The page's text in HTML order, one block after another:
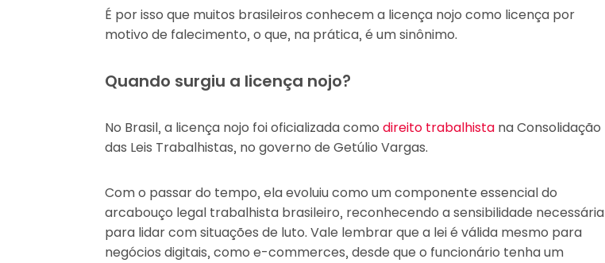
É por isso que muitos brasileiros conhecem a licença nojo como licença por
motivo de falecimento, o que, na prática, é um sinônimo.
Quando surgiu a licença nojo?
No Brasil, a licença nojo foi oficializada como direito trabalhista na Consolidação
das Leis Trabalhistas, no governo de Getúlio Vargas.
Com o passar do tempo, ela evoluiu como um componente essencial do
arcabouço legal trabalhista brasileiro, reconhecendo a sensibilidade necessária
para lidar com situações de luto. Vale lembrar que a lei é válida mesmo para
negócios digitais, como e-commerces, desde que o funcionário tenha um